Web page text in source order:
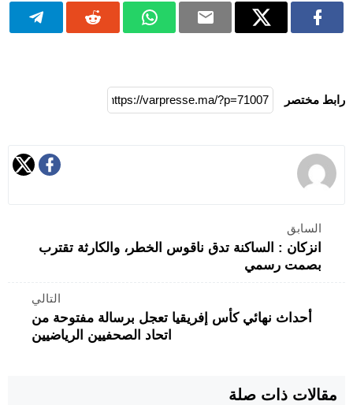
رابط مختصر
السابق
انزكان : الساكنة تدق ناقوس الخطر، والكارثة تقترب
بصمت رسمي
التالي
أحداث نهائي كأس إفريقيا تعجل برسالة مفتوحة من
اتحاد الصحفيين الرياضيين
مقالات ذات صلة